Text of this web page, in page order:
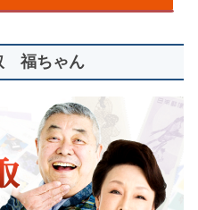
福ちゃん